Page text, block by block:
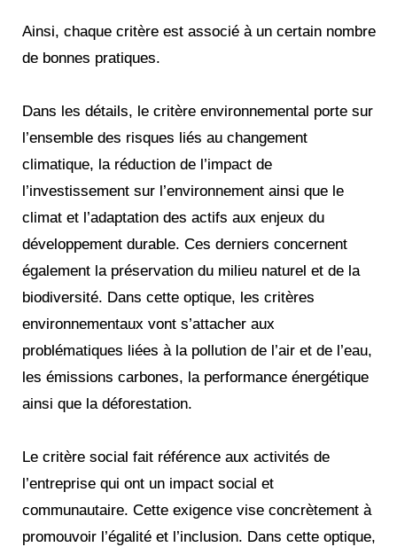
Ainsi, chaque critère est associé à un certain nombre
de bonnes pratiques.
Dans les détails, le critère environnemental porte sur
l’ensemble des risques liés au changement
climatique, la réduction de l’impact de
l’investissement sur l’environnement ainsi que le
climat et l’adaptation des actifs aux enjeux du
développement durable. Ces derniers concernent
également la préservation du milieu naturel et de la
biodiversité. Dans cette optique, les critères
environnementaux vont s’attacher aux
problématiques liées à la pollution de l’air et de l’eau,
les émissions carbones, la performance énergétique
ainsi que la déforestation.
Le critère social fait référence aux activités de
l’entreprise qui ont un impact social et
communautaire. Cette exigence vise concrètement à
promouvoir l’égalité et l’inclusion. Dans cette optique,